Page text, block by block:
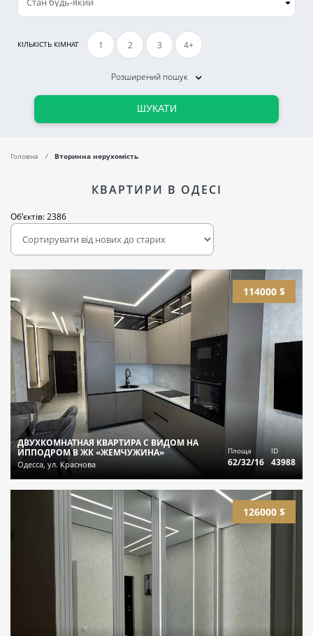
КІЛЬКІСТЬ КІМНАТ 1 2 3 4+
Розширений пошук
ШУКАТИ
Головна Вторинна нерухомість
КВАРТИРИ В ОДЕСІ
Об'єктів: 2386
114000 $
ДВУХКОМНАТНАЯ КВАРТИРА С ВИДОМ НА
ИППОДРОМ В ЖК «ЖЕМЧУЖИНА»
Одесса, ул. Краснова
Площа
62/32/16
ID
43988
126000 $